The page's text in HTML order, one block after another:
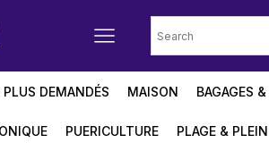
PLUS DEMANDÉS MAISON BAGAGES
PUERICULTURE PLAGE &